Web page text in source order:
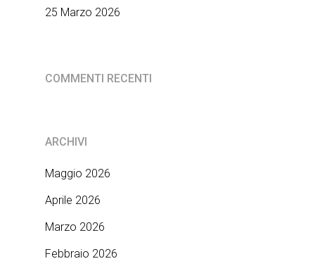
25 Marzo 2026
COMMENTI RECENTI
ARCHIVI
Maggio 2026
Aprile 2026
Marzo 2026
Febbraio 2026